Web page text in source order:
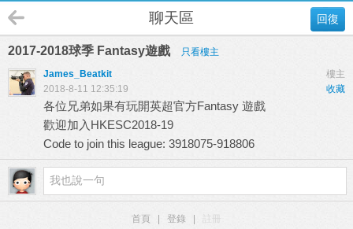
回復
聊天區
2017-2018球季 Fantasy遊戲
只看樓主
樓主
James_Beatkit
收藏
2018-8-11 12:35:19
各位兄弟如果有玩開英超官方Fantasy 遊戲
歡迎加入HKESC2018-19
Code to join this league: 3918075-918806
首頁 登錄